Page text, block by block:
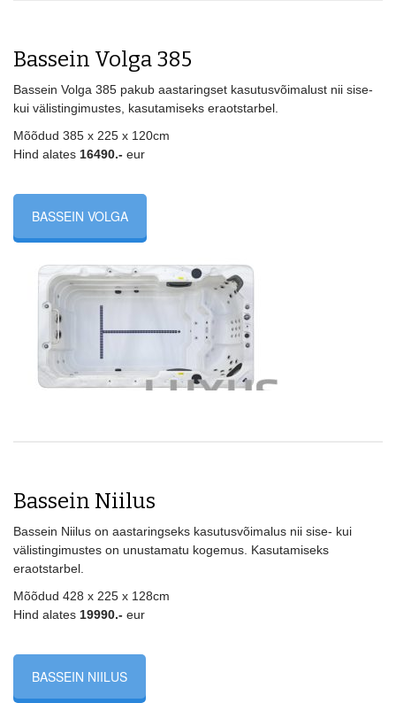
Bassein Volga 385
Bassein Volga 385 pakub aastaringset kasutusvõimalust nii sise-
kui välistingimustes, kasutamiseks eraotstarbel.
Mõõdud 385 x 225 x 120cm
Hind alates 16490.- eur
BASSEIN VOLGA
Bassein Niilus
Bassein Niilus on aastaringseks kasutusvõimalus nii sise- kui
välistingimustes on unustamatu kogemus. Kasutamiseks
eraotstarbel.
Mõõdud 428 x 225 x 128cm
Hind alates 19990.- eur
BASSEIN NIILUS